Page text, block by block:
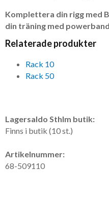
Komplettera din rigg med
din träning med
Relaterade produkter
Rack 10
Rack 50
Lagersaldo Sthlm butik:
Finns i butik (10 st.)
Artikelnummer:
68-509110